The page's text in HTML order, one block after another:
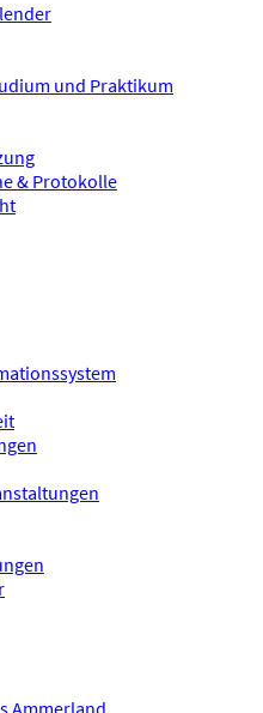
und Praktikum
& Protokolle